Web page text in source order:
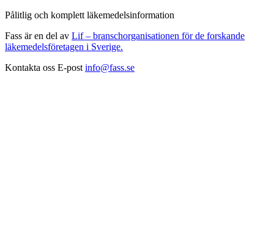
Pålitlig och komplett läkemedelsinformation
Fass är en del av Lif – branschorganisationen för de forskande
läkemedelsföretagen i Sverige.
Kontakta oss E-post info@fass.se